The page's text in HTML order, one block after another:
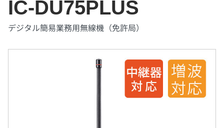
IC-DU75PLUS
デジタル簡易業務用無線機（免許局）